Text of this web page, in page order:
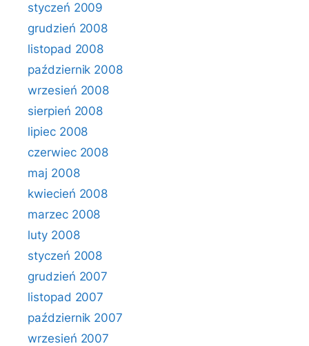
styczeń 2009
grudzień 2008
listopad 2008
październik 2008
wrzesień 2008
sierpień 2008
lipiec 2008
czerwiec 2008
maj 2008
kwiecień 2008
marzec 2008
luty 2008
styczeń 2008
grudzień 2007
listopad 2007
październik 2007
wrzesień 2007